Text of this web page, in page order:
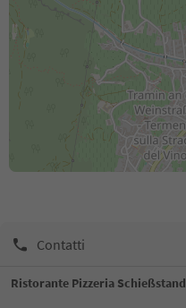
Contatti
Ristorante Pizzeria Schießstand